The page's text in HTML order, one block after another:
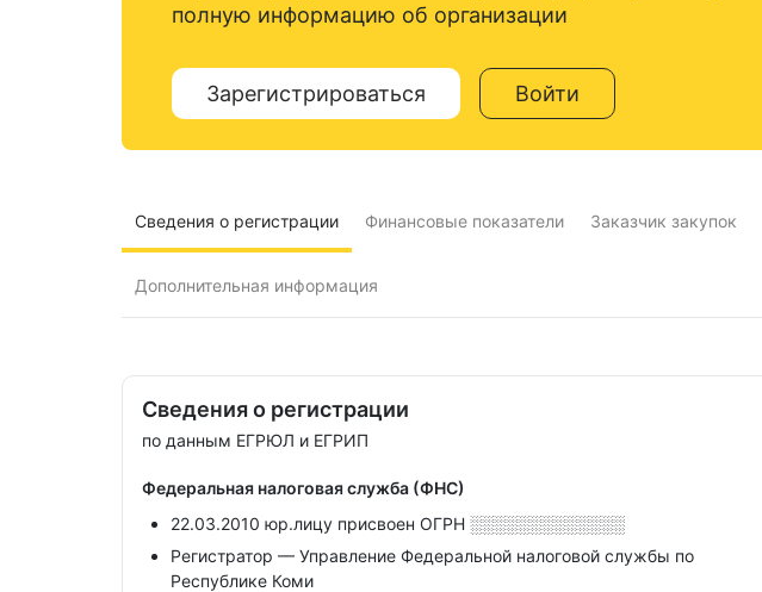
полную информацию об организации
Зарегистрироваться Войти
Сведения о регистрации Финансовые показатели Заказчик закупок
Дополнительная информация
Сведения о регистрации
по данным ЕГРЮЛ и ЕГРИП
Федеральная налоговая служба (ФНС)
22.03.2010 юр.лицу присвоен ОГРН ░░░░░░░░░░░░░
Регистратор — Управление Федеральной налоговой службы по
Республике Коми